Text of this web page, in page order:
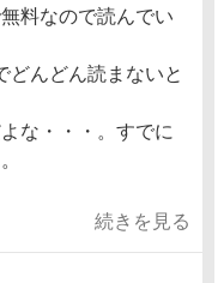
料なので読んでい
どんどん読まないと
な・・・。すでに
続きを見る